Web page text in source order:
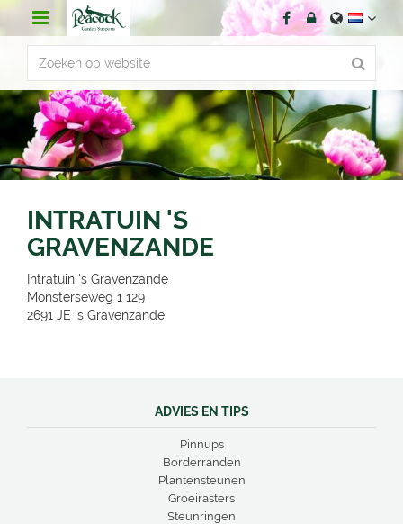
r
n
t
INTRATUIN 'S
GRAVENZANDE
Intratuin 's Gravenzande
Monsterseweg 1 129
2691 JE 's Gravenzande
ADVIES EN TIPS
Pinnups
Borderranden
Plantensteunen
Groeirasters
Steunringen